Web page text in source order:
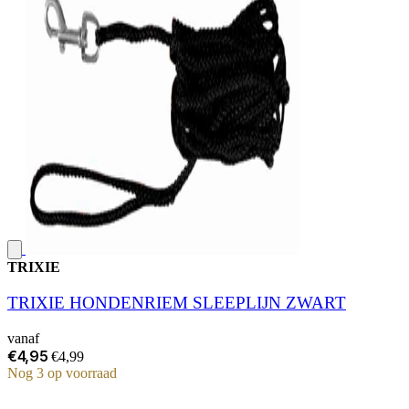
TRIXIE
TRIXIE HONDENRIEM SLEEPLIJN ZWART
vanaf
€4,95 €4,99
Nog 3 op voorraad